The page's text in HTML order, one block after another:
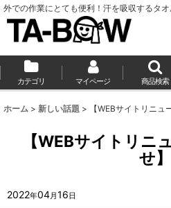
外での作業にとても便利！汗を吸収するタオ
カテゴリ マイページ 商品検索
ホーム > 新しい話題 > 【WEBサイトリニュ
【WEBサイトリニ
せ】
2022年04月16日